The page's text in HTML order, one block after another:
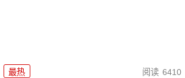
最热 阅读 6410